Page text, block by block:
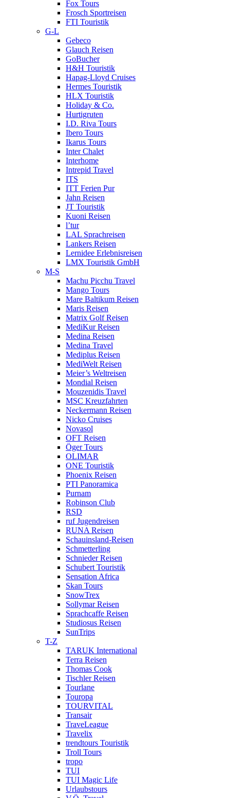
Fox Tours
Frosch Sportreisen
FTI Touristik
G-L
Gebeco
Glauch Reisen
GoBucher
H&H Touristik
Hapag-Lloyd Cruises
Hermes Touristik
HLX Touristik
Holiday & Co.
Hurtigruten
I.D. Riva Tours
Ibero Tours
Ikarus Tours
Inter Chalet
Interhome
Intrepid Travel
ITS
ITT Ferien Pur
Jahn Reisen
JT Touristik
Kuoni Reisen
l’tur
LAL Sprachreisen
Lankers Reisen
Lernidee Erlebnisreisen
LMX Touristik GmbH
M-S
Machu Picchu Travel
Mango Tours
Mare Baltikum Reisen
Maris Reisen
Matrix Golf Reisen
MediKur Reisen
Medina Reisen
Medina Travel
Mediplus Reisen
MediWelt Reisen
Meier’s Weltreisen
Mondial Reisen
Mouzenidis Travel
MSC Kreuzfahrten
Neckermann Reisen
Nicko Cruises
Novasol
OFT Reisen
Öger Tours
OLIMAR
ONE Touristik
Phoenix Reisen
PTI Panoramica
Purnam
Robinson Club
RSD
ruf Jugendreisen
RUNA Reisen
Schauinsland-Reisen
Schmetterling
Schnieder Reisen
Schubert Touristik
Sensation Africa
Skan Tours
SnowTrex
Sollymar Reisen
Sprachcaffe Reisen
Studiosus Reisen
SunTrips
T-Z
TARUK International
Terra Reisen
Thomas Cook
Tischler Reisen
Tourlane
Touropa
TOURVITAL
Transair
TraveLeague
Travelix
trendtours Touristik
Troll Tours
tropo
TUI
TUI Magic Life
Urlaubstours